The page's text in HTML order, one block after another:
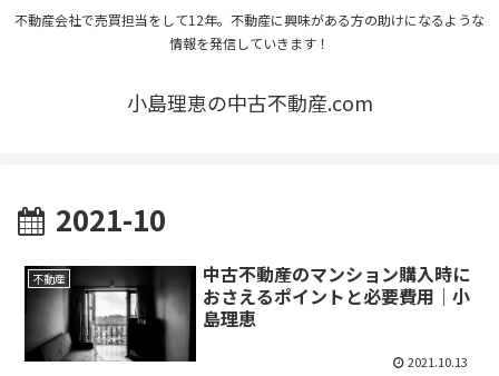
不動産会社で売買担当をして12年。不動産に興味がある方の助けになるような
情報を発信していきます！
小島理恵の中古不動産.com
2021-10
不動産
中古不動産のマンション購入時に
おさえるポイントと必要費用｜小
島理恵
2021.10.13